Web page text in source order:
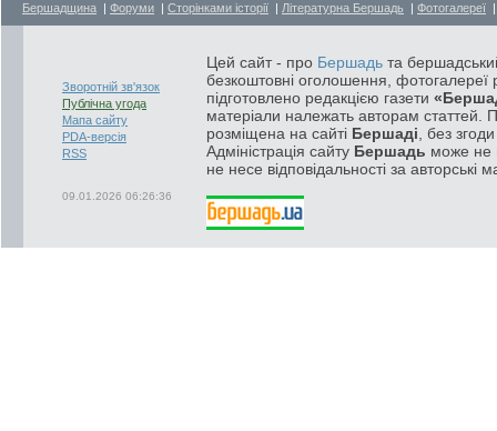
Бершадщина | Форуми | Сторінками історії | Літературна Бершадь | Фотогалереї
Зворотній зв'язок
Публічна угода
Мапа сайту
PDA-версія
RSS
09.01.2026 06:26:36
Цей сайт - про Бершадь та
безкоштовні оголошення, фотогалереї
підготовлено редакцією газети
матеріали належать авторам статтей.
розміщена на сайті Бершаді , без
Адміністрація сайту Бершадь може не
не несе відповідальності за авторські